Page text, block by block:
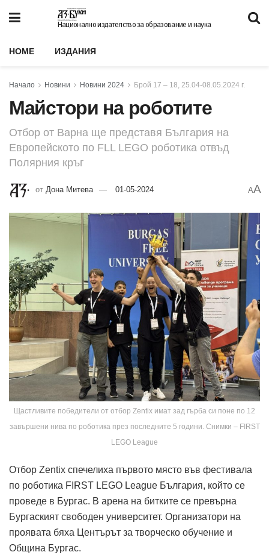
Национално издателство за образование и наука
HOME ИЗДАНИЯ
Начало Новини Новини 2024 Брой 17 – 18, 25.04-08.05.2024 г.
Майстори на роботите
Отбор от Варна ще представя България на
Европейското по FLL LEGO роботика отвъд
Полярния кръг
от Дона Митева 01-05-2024 AA
Щастливите победители от отбор Zentix имат зад гърба си поне по 12
завършени нива по роботика през последните 5 години. Снимки – FIRST
LEGO League
Отбор Zentix спечелиха първото място във фестивала
по роботика FIRST LEGO League България, който се
проведе в Бургас. В арена на битките се превърна
Бургаският свободен университет. Организатори на
проявата бяха Центърът за творческо обучение и
Община Бургас.